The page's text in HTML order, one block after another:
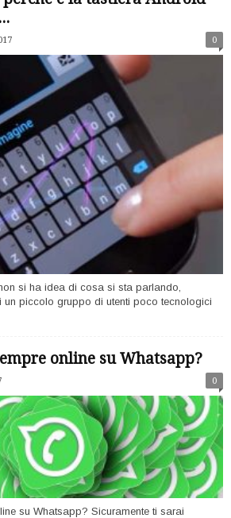
0
si ha idea di cosa si sta parlando,
un piccolo gruppo di utenti poco tecnologici
online su Whatsapp?
0
su Whatsapp? Sicuramente ti sarai